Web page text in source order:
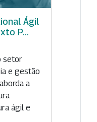
Ágil
P...
setor
e gestão
a
ágil e